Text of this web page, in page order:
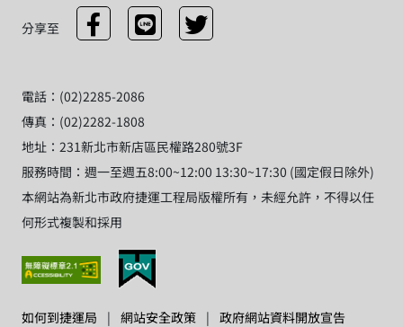
分享至
電話：(02)2285-2086
傳真：(02)2282-1808
地址：231新北市新店區民權路280號3F
服務時間：週一至週五8:00~12:00 13:30~17:30 (國定假日除外)
本網站為新北市政府捷運工程局版權所有，未經允許，不得以任
何形式複製和採用
如何到捷運局 | 網站安全政策 | 政府網站資料開放宣告